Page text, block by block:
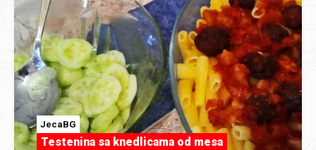
JecaBG
Testenina sa knedlicama od mesa